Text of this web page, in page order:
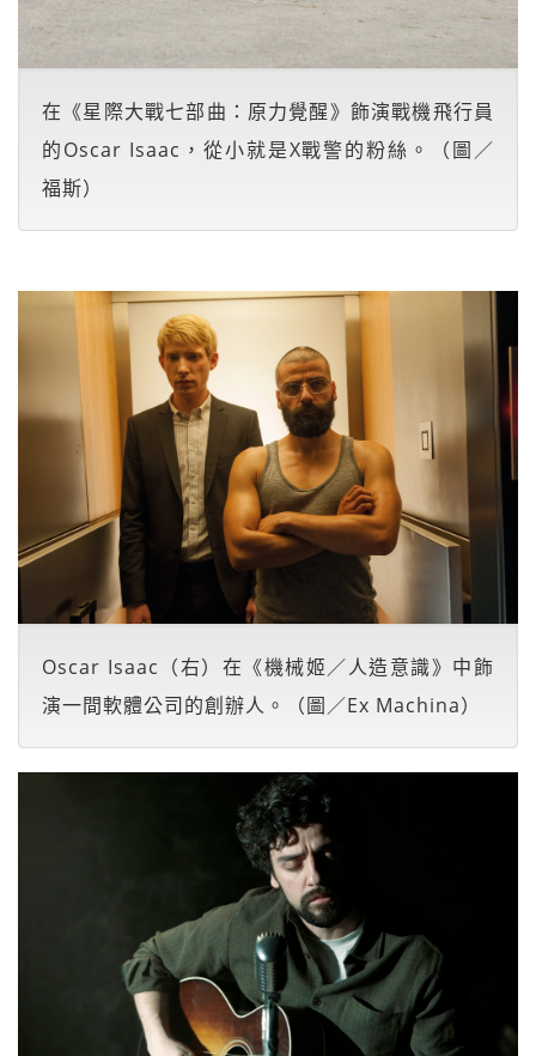
在《星際大戰七部曲：原力覺醒》飾演戰機飛行員
的Oscar Isaac，從小就是X戰警的粉絲。（圖／
福斯）
Oscar Isaac（右）在《機械姬／人造意識》中飾
演一間軟體公司的創辦人。（圖／Ex Machina）